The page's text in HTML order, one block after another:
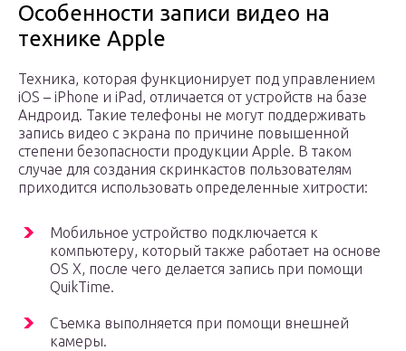
Особенности записи видео на
технике Apple
Техника, которая функционирует под управлением
iOS – iPhone и iPad, отличается от устройств на базе
Андроид. Такие телефоны не могут поддерживать
запись видео с экрана по причине повышенной
степени безопасности продукции Apple. В таком
случае для создания скринкастов пользователям
приходится использовать определенные хитрости:
Мобильное устройство подключается к
компьютеру, который также работает на основе
OS X, после чего делается запись при помощи
QuikTime.
Съемка выполняется при помощи внешней
камеры.